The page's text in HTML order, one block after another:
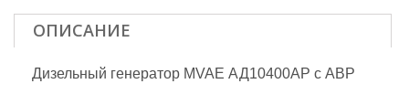
ОПИСАНИЕ
Дизельный генератор MVAE АД10400АР с АВР